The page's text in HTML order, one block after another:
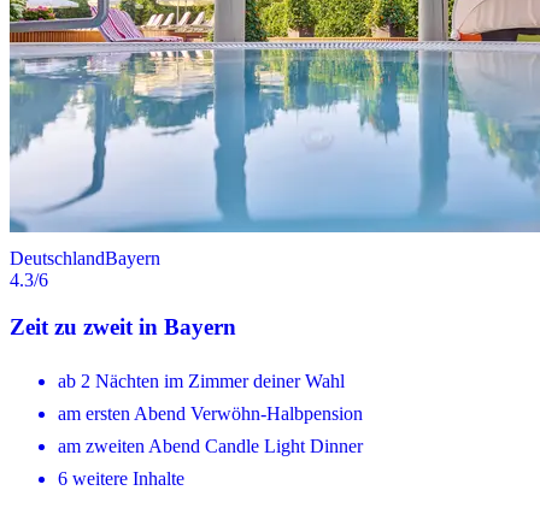
DeutschlandBayern
4.3/6
Zeit zu zweit in Bayern
ab 2 Nächten im Zimmer deiner Wahl
am ersten Abend Verwöhn-Halbpension
am zweiten Abend Candle Light Dinner
6 weitere Inhalte